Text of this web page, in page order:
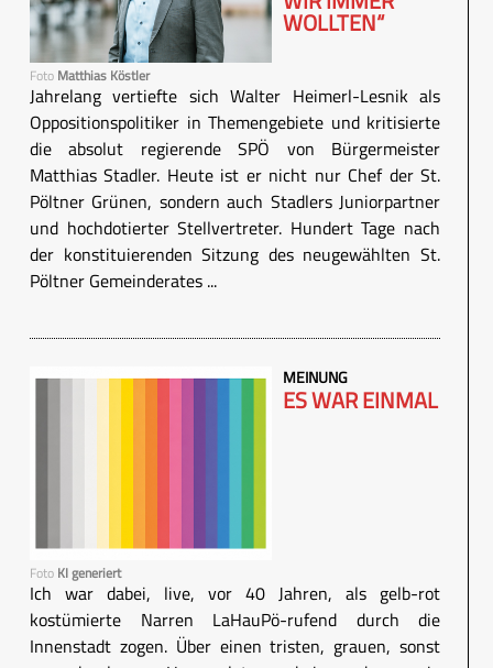
Foto Matthias Köstler
WOLLTEN“
Jahrelang vertiefte sich Walter Heimerl-Lesnik als
Oppositionspolitiker in Themengebiete und kritisierte
die absolut regierende SPÖ von Bürgermeister
Matthias Stadler. Heute ist er nicht nur Chef der St.
Pöltner Grünen, sondern auch Stadlers Juniorpartner
und hochdotierter Stellvertreter. Hundert Tage nach
der konstituierenden Sitzung des neugewählten St.
Pöltner Gemeinderates ...
Foto KI generiert
MEINUNG
ES WAR EINMAL
Ich war dabei, live, vor 40 Jahren, als gelb-rot
kostümierte Narren LaHauPö-rufend durch die
Innenstadt zogen. Über einen tristen, grauen, sonst